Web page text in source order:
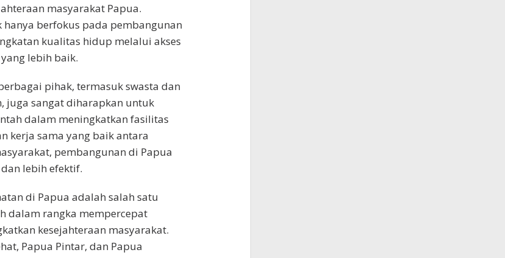
masyarakat Papua.
berfokus pada pembangunan
kualitas hidup melalui akses
lebih baik.
pihak, termasuk swasta dan
juga sangat diharapkan untuk
dalam meningkatkan fasilitas
kerja sama yang baik antara
pembangunan di Papua
lebih efektif.
di Papua adalah salah satu
dalam rangka mempercepat
kesejahteraan masyarakat.
Papua Pintar, dan Papua